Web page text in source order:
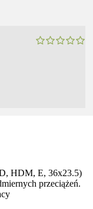
HDM, E, 36x23.5)
przeciążeń.